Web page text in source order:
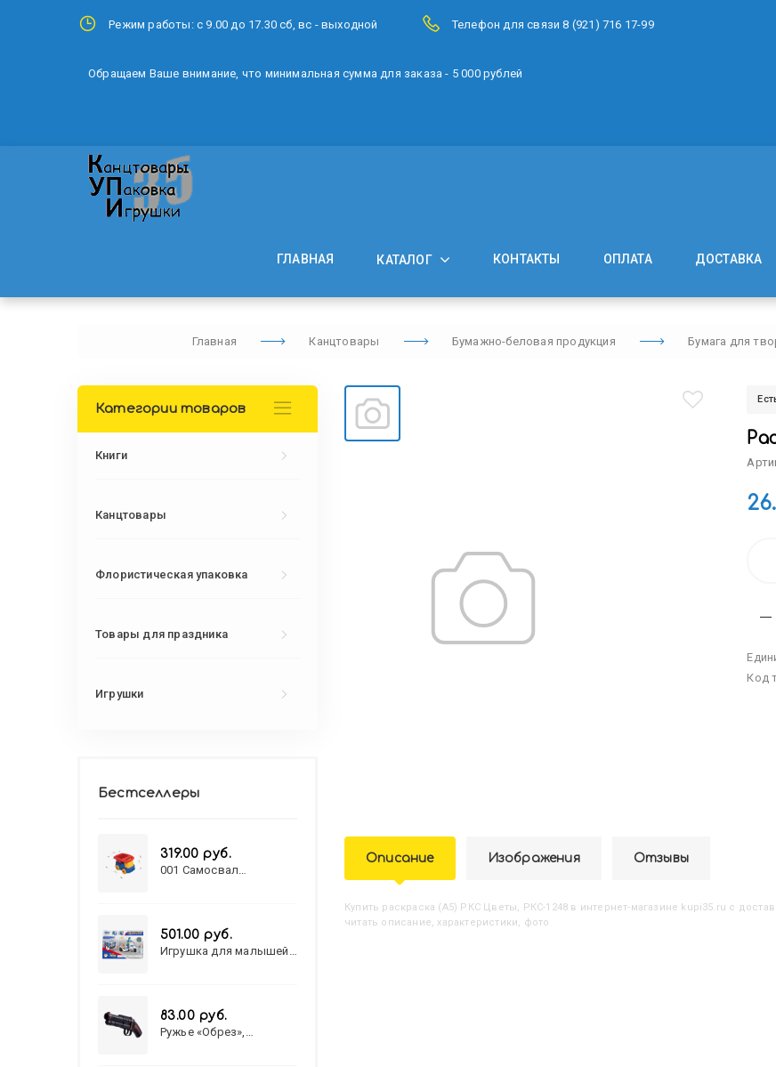
Режим работы: с 9.00 до 17.30 сб, вс - выходной Телефон для связи 8 (921) 716 17-99
Обращаем Ваше внимание, что минимальная сумма для заказа - 5 000 рублей
ГЛАВНАЯ КАТАЛОГ КОНТАКТЫ ОПЛАТА ДОСТАВКА
Главная Канцтовары Бумажно-беловая продукция Бумага для
Код
Описание Изображения Отзывы
Купить Раскраска (А5) РКС Цветы, РКС-1248 в интернет-магазине kupi35.ru с
читать описание, характеристики, фото
Категории товаров
Книги
Канцтовары
Флористическая упаковка
Товары для праздника
Игрушки
Бестселлеры
319.00 руб.
001 Самосвал
501.00 руб.
Игрушка для малышей
83.00 руб.
Ружье «Обрез»,